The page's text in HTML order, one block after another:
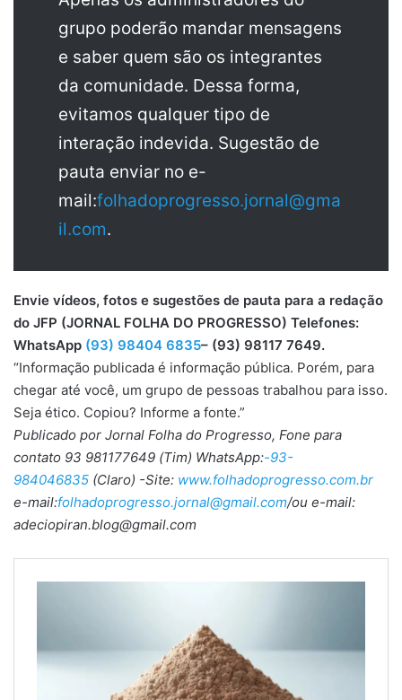
grupo poderão mandar mensagens
e saber quem são os integrantes
da comunidade. Dessa forma,
evitamos qualquer tipo de
interação indevida. Sugestão de
pauta enviar no e-
mail:folhadoprogresso.jornal@gma
il.com.
Envie vídeos, fotos e sugestões de pauta para a redação
do JFP (JORNAL FOLHA DO PROGRESSO) Telefones:
WhatsApp (93) 98404 6835– (93) 98117 7649.
“Informação publicada é informação pública. Porém, para
chegar até você, um grupo de pessoas trabalhou para isso.
Seja ético. Copiou? Informe a fonte.”
Publicado por Jornal Folha do Progresso, Fone para
contato 93 981177649 (Tim) WhatsApp:-93-
984046835 (Claro) -Site: www.folhadoprogresso.com.br
e-mail:folhadoprogresso.jornal@gmail.com/ou e-mail:
adeciopiran.blog@gmail.com